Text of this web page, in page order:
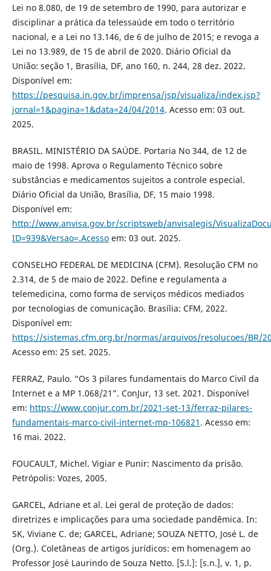
Lei no 8.080, de 19 de setembro de 1990, para autorizar e
disciplinar a prática da telessaúde em todo o território
nacional, e a Lei no 13.146, de 6 de julho de 2015; e revoga a
Lei no 13.989, de 15 de abril de 2020. Diário Oficial da
União: seção 1, Brasília, DF, ano 160, n. 244, 28 dez. 2022.
Disponível em:
https://pesquisa.in.gov.br/imprensa/jsp/visualiza/index.jsp?
jornal=1&pagina=1&data=24/04/2014. Acesso em: 03 out.
2025.
BRASIL. MINISTÉRIO DA SAÚDE. Portaria No 344, de 12 de
maio de 1998. Aprova o Regulamento Técnico sobre
substâncias e medicamentos sujeitos a controle especial.
Diário Oficial da União, Brasília, DF, 15 maio 1998.
Disponível em:
http://www.anvisa.gov.br/scriptsweb/anvisalegis/
ID=939&Versao=.Acessoem: 03 out. 2025.
CONSELHO FEDERAL DE MEDICINA (CFM). Resolução CFM no
2.314, de 5 de maio de 2022. Define e regulamenta a
telemedicina, como forma de serviços médicos mediados
por tecnologias de comunicação. Brasília: CFM, 2022.
Disponível em:
https://sistemas.cfm.org.br/normas/arquivos/resolucoes/BR/
Acesso em: 25 set. 2025.
FERRAZ, Paulo. “Os 3 pilares fundamentais do Marco Civil da
Internet e a MP 1.068/21”. ConJur, 13 set. 2021. Disponível
em: https://www.conjur.com.br/2021-set-13/ferraz-pilares-
fundamentais-marco-civil-internet-mp-106821 . Acesso em:
16 mai. 2022.
FOUCAULT, Michel. Vigiar e Punir: Nascimento da prisão.
Petrópolis: Vozes, 2005.
GARCEL, Adriane et al. Lei geral de proteção de dados:
diretrizes e implicações para uma sociedade pandêmica. In:
SK, Viviane C. de; GARCEL, Adriane; SOUZA NETTO, José L. de
(Org.). Coletâneas de artigos jurídicos: em homenagem ao
Professor José Laurindo de Souza Netto. [S.l.]: [s.n.], v. 1, p.